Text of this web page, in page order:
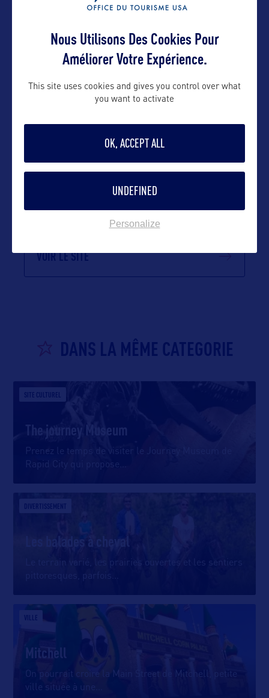
Contact grand public
Suivre
VOIR LE SITE
DANS LA MÊME CATEGORIE
SITE CULTUREL
The journey Museum
Prenez le temps de visiter le Journey Museum de
Rapid City qui propose
DIVERTISSEMENT
Les balades à cheval
Le terrain varié, les prairies ouvertes et les sentiers
pittoresques, parfois
VILLE
Mitchell
On pourrait croire la Main Street de Mitchell, petite
ville située à une
Nous Utilisons Des Cookies Pour
Améliorer Votre Expérience.
This site uses cookies and gives you control over what
you want to activate
OK, ACCEPT ALL
UNDEFINED
Personalize